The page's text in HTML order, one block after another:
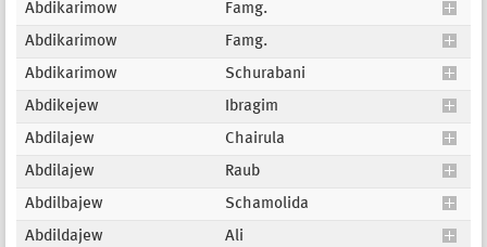
Abdikarimow
Famg.
Abdikarimow
Famg.
Abdikarimow
Schurabani
Abdikejew
Ibragim
Abdilajew
Chairula
Abdilajew
Raub
Abdilbajew
Schamolida
Abdildajew
Ali